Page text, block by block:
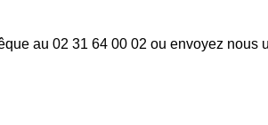
au 02 31 64 00 02 ou envoyez nous